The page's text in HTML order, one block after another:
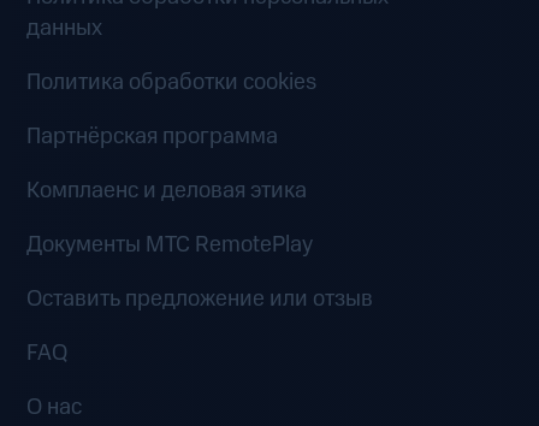
данных
Политика обработки cookies
Партнёрская программа
Комплаенс и деловая этика
Документы MTC RemotePlay
Оставить предложение или отзыв
FAQ
О нас